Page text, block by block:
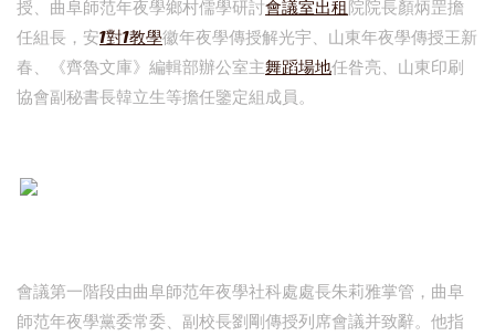
授、曲阜師范年夜學鄉村儒學研討會議室出租院院長顏炳罡擔
任組長，安1對1教學徽年夜學傳授解光宇、山東年夜學傳授王新
春、《齊魯文庫》編輯部辦公室主舞蹈場地任昝亮、山東印刷
協會副秘書長韓立生等擔任鑒定組成員。
會議第一階段由曲阜師范年夜學社科處處長朱莉雅掌管，曲阜
師范年夜學黨委常委、副校長劉剛傳授列席會議并致辭。他指